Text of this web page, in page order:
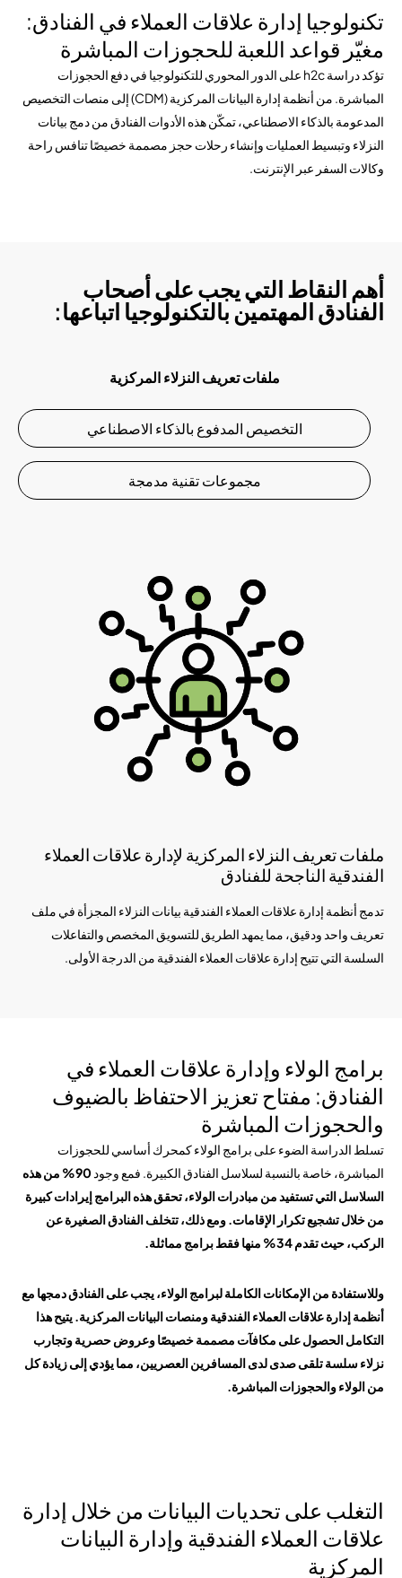
تكنولوجيا إدارة علاقات العملاء في الفنادق:
مغيّر قواعد اللعبة للحجوزات المباشرة
تؤكد دراسة h2c على الدور المحوري للتكنولوجيا في دفع الحجوزات
المباشرة. من أنظمة إدارة البيانات المركزية (CDM) إلى منصات التخصيص
المدعومة بالذكاء الاصطناعي، تمكّن هذه الأدوات الفنادق من دمج بيانات
النزلاء وتبسيط العمليات وإنشاء رحلات حجز مصممة خصيصًا تنافس راحة
وكالات السفر عبر الإنترنت.
أهم النقاط التي يجب على أصحاب
الفنادق المهتمين بالتكنولوجيا اتباعها:
ملفات تعريف النزلاء المركزية
التخصيص المدفوع بالذكاء الاصطناعي
مجموعات تقنية مدمجة
ملفات تعريف النزلاء المركزية لإدارة علاقات العملاء
الفندقية الناجحة للفنادق
تدمج أنظمة إدارة علاقات العملاء الفندقية بيانات النزلاء المجزأة في ملف
تعريف واحد ودقيق، مما يمهد الطريق للتسويق المخصص والتفاعلات
السلسة التي تتيح إدارة علاقات العملاء الفندقية من الدرجة الأولى.
برامج الولاء وإدارة علاقات العملاء في
الفنادق: مفتاح تعزيز الاحتفاظ بالضيوف
والحجوزات المباشرة
تسلط الدراسة الضوء على برامج الولاء كمحرك أساسي للحجوزات
المباشرة، خاصة بالنسبة لسلاسل الفنادق الكبيرة. فمع وجود
90% من هذه
السلاسل التي تستفيد من مبادرات الولاء، تحقق هذه البرامج إيرادات كبيرة
من خلال تشجيع تكرار الإقامات. ومع ذلك، تتخلف الفنادق الصغيرة عن
الركب، حيث تقدم 34% منها فقط برامج مماثلة.
وللاستفادة من الإمكانات الكاملة لبرامج الولاء، يجب على الفنادق دمجها مع
أنظمة إدارة علاقات العملاء الفندقية ومنصات البيانات المركزية. يتيح هذا
التكامل الحصول على مكافآت مصممة خصيصًا وعروض حصرية وتجارب
نزلاء سلسة تلقى صدى لدى المسافرين العصريين، مما يؤدي إلى زيادة كل
من الولاء والحجوزات المباشرة.
التغلب على تحديات البيانات من خلال إدارة
علاقات العملاء الفندقية وإدارة البيانات
المركزية